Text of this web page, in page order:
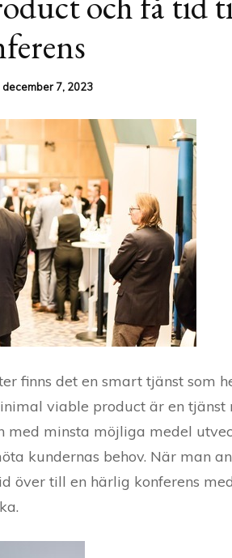
december 7, 2023
finns det en smart tjänst som
viable product är en tjänst
minsta möjliga medel
kundernas behov. När man
över till en härlig konferens